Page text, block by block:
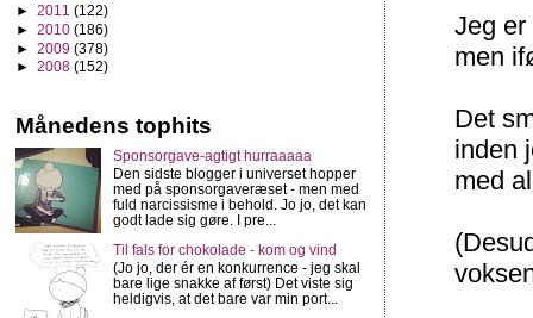
Jeg
men
Det
inden
med
► 2011 (122)
► 2010 (186)
► 2009 (378)
► 2008 (152)
Månedens tophits
Sponsorgave-agtigt hurraaaaa
Den sidste blogger i universet hopper
med på sponsorgaveræset - men med
fuld narcissisme i behold. Jo jo, det kan
godt lade sig gøre. I pre...
Til fals for chokolade - kom og vind
(Jo jo, der ér en konkurrence - jeg skal
bare lige snakke af først) Det viste sig
heldigvis, at det bare var min port...